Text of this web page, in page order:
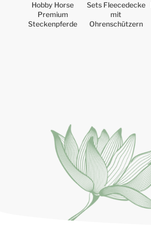
Hobby Horse
Premium
Steckenpferde
Sets Fleecedecke
mit
Ohrenschützern